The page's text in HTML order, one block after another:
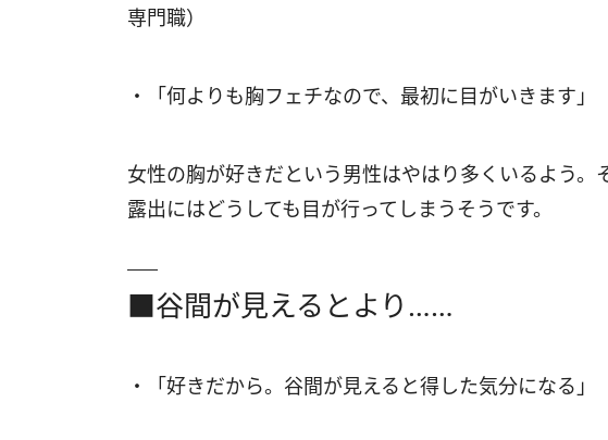
専門職）
・「何よりも胸フェチなので、最初に目がいきます」
女性の胸が好きだという男性はやはり多くいるよう。
露出にはどうしても目が行ってしまうそうです。
■谷間が見えるとより……
・「好きだから。谷間が見えると得した気分になる」